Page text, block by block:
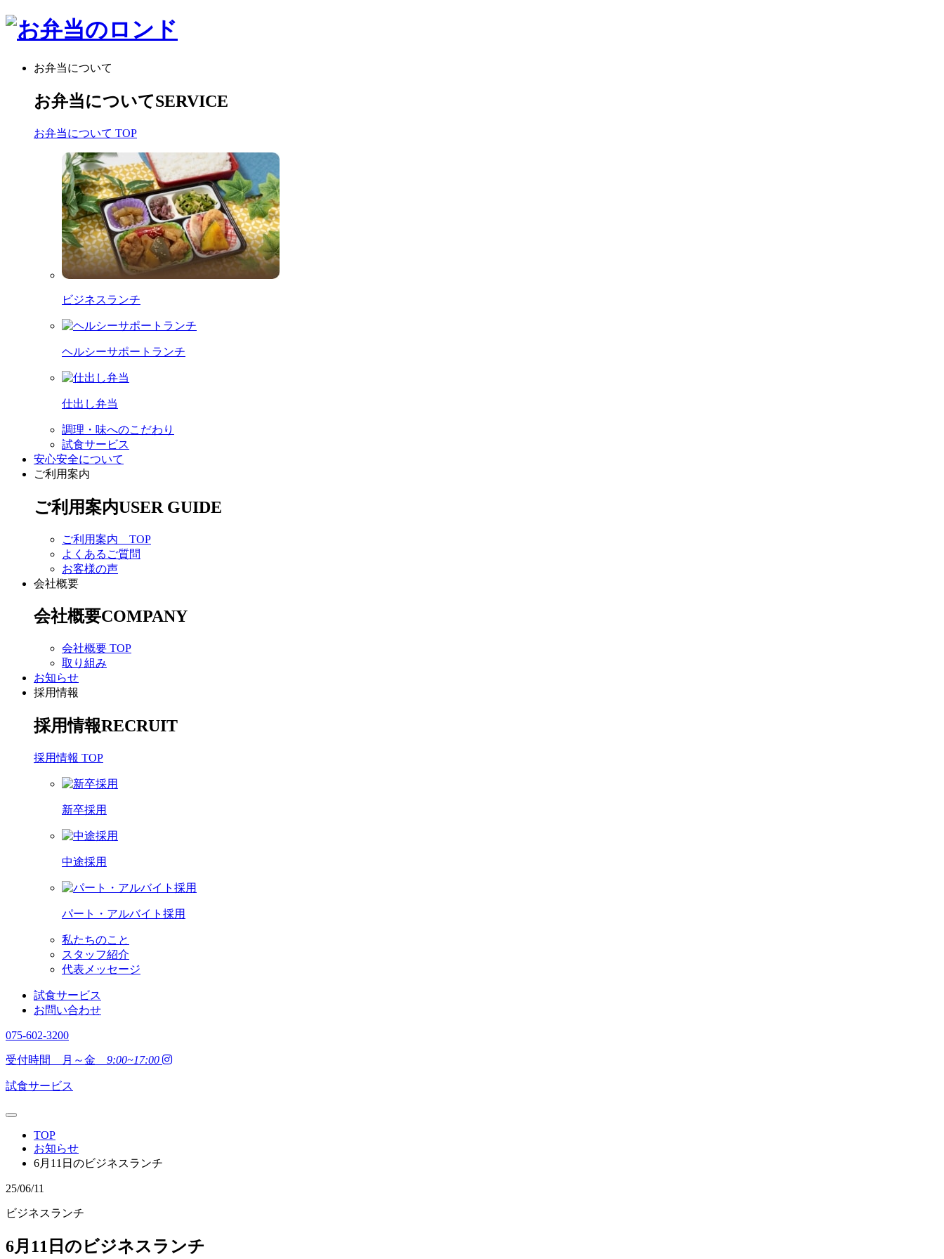
お弁当について
お弁当についてSERVICE
お弁当について TOP
ビジネスランチ
ヘルシーサポートランチ
仕出し弁当
調理・味へのこだわり
試食サービス
安心安全について
ご利用案内
ご利用案内USER GUIDE
ご利用案内 TOP
よくあるご質問
お客様の声
会社概要
会社概要COMPANY
会社概要 TOP
取り組み
お知らせ
採用情報
採用情報RECRUIT
採用情報 TOP
新卒採用
中途採用
パート・アルバイト採用
私たちのこと
スタッフ紹介
代表メッセージ
試食サービス
お問い合わせ
075-602-3200
受付時間 月～金 9:00~17:00
試食サービス
TOP
お知らせ
6月11日のビジネスランチ
25/06/11
ビジネスランチ
6月11日のビジネスランチ